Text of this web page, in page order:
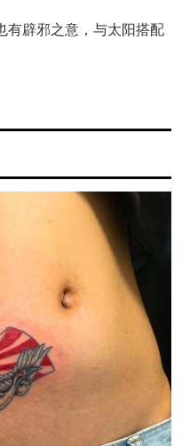
有辟邪之意，与太阳搭配